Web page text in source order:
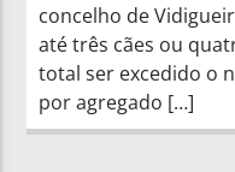
concelho de
até três cães ou
total ser excedido o
por agregado […]